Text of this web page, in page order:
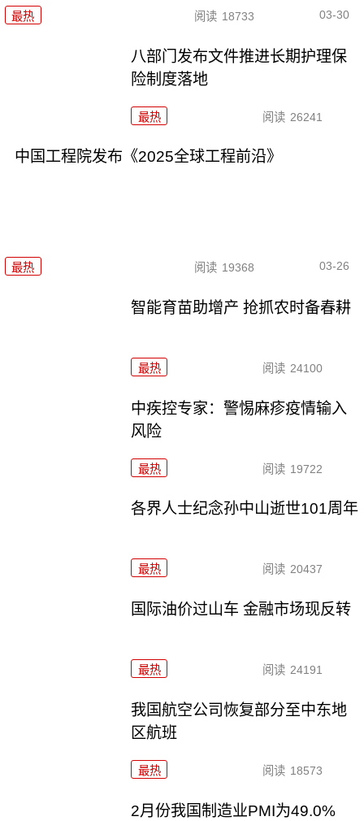
最热 阅读 18733 03-30
八部门发布文件推进长期护理保
险制度落地
最热 阅读 26241
中国工程院发布《2025全球工程前沿》
最热 阅读 19368 03-26
智能育苗助增产 抢抓农时备春耕
最热 阅读 24100
中疾控专家：警惕麻疹疫情输入
风险
最热 阅读 19722
各界人士纪念孙中山逝世101周年
最热 阅读 20437
国际油价过山车 金融市场现反转
最热 阅读 24191
我国航空公司恢复部分至中东地
区航班
最热 阅读 18573
2月份我国制造业PMI为49.0%